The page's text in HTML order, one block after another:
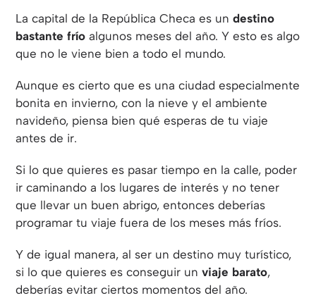
La capital de la República Checa es undestino
bastante frío algunos meses del año. Y esto es algo
que no le viene bien a todo el mundo.
Aunque es cierto que es una ciudad especialmente
bonita en invierno, con la nieve y el ambiente
navideño, piensa bien qué esperas de tu viaje
antes de ir.
Si lo que quieres es pasar tiempo en la calle, poder
ir caminando a los lugares de interés y no tener
que llevar un buen abrigo, entonces deberías
programar tu viaje fuera de los meses más fríos.
Y de igual manera, al ser un destino muy turístico,
si lo que quieres es conseguir unviaje barato,
deberías evitar ciertos momentos del año.